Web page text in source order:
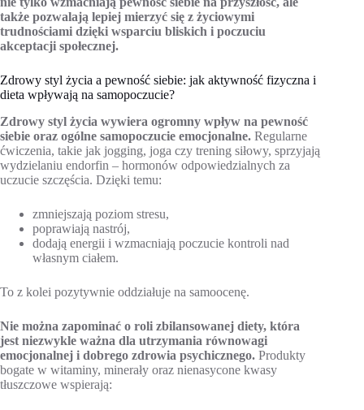
także pozwalają lepiej mierzyć się z życiowymi
trudnościami dzięki wsparciu bliskich i poczuciu
akceptacji społecznej.
Zdrowy styl życia a pewność siebie: jak aktywność fizyczna i
dieta wpływają na samopoczucie?
Zdrowy styl życia wywiera ogromny wpływ na pewność
siebie oraz ogólne samopoczucie emocjonalne. Regularne
ćwiczenia, takie jak jogging, joga czy trening siłowy, sprzyjają
wydzielaniu endorfin – hormonów odpowiedzialnych za
uczucie szczęścia. Dzięki temu:
zmniejszają poziom stresu,
poprawiają nastrój,
dodają energii i wzmacniają poczucie kontroli nad
własnym ciałem.
To z kolei pozytywnie oddziałuje na samoocenę.
Nie można zapominać o roli zbilansowanej diety, która
jest niezwykle ważna dla utrzymania równowagi
emocjonalnej i dobrego zdrowia psychicznego. Produkty
bogate w witaminy, minerały oraz nienasycone kwasy
tłuszczowe wspierają: